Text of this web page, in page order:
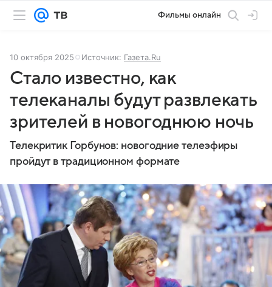
Фильмы онлайн
10 октября 2025 Источник: Газета.Ru
Стало известно, как
телеканалы будут развлекать
зрителей в новогоднюю ночь
Телекритик Горбунов: новогодние телеэфиры
пройдут в традиционном формате